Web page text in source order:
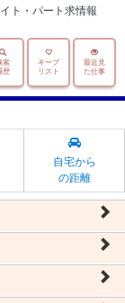
ト・パート求情報
最近見
た仕事
キープ
リスト
索
歴
自宅から
の距離